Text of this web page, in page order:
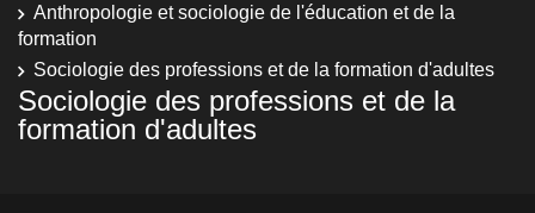
Anthropologie et sociologie de l'éducation et de la
formation
Sociologie des professions et de la formation d'adultes
Sociologie des professions et de la
formation d'adultes